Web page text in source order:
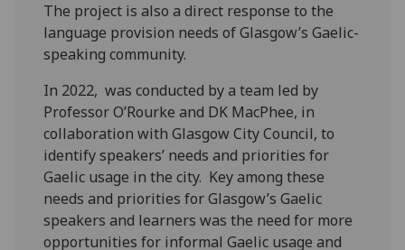
The project is also a direct response to the
language provision needs of Glasgow’s Gaelic-
speaking community.
In 2022, was conducted by a team led by
Professor O’Rourke and DK MacPhee, in
collaboration with Glasgow City Council, to
identify speakers’ needs and priorities for
Gaelic usage in the city. Key among these
needs and priorities for Glasgow’s Gaelic
speakers and learners was the need for more
opportunities for informal Gaelic usage and